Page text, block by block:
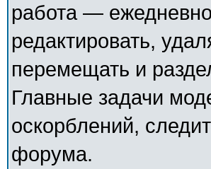
работа —
редактировать,
перемещать и
Главные задачи
оскорблений,
форума.